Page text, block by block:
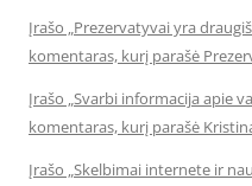
Įrašo „Prezervatyvai yra
komentaras, kurį parašė
Įrašo „Svarbi informacija apie
komentaras, kurį parašė
Įrašo „Skelbimai internete ir